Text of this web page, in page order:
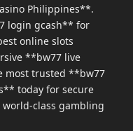
Philippines**.
login gcash** for
online slots
**bw77 live
most trusted **bw77
today for secure
world-class gambling